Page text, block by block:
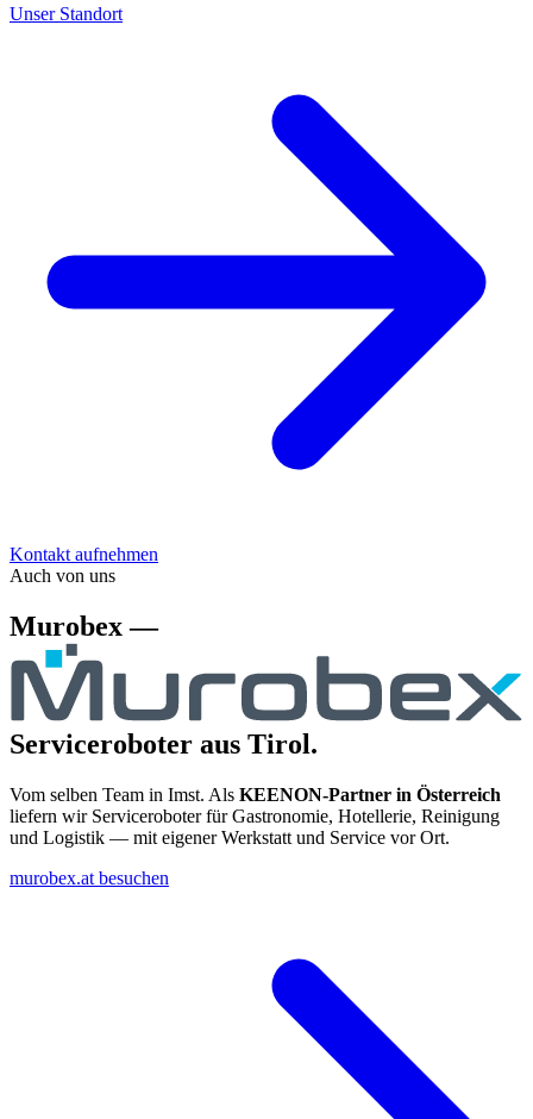
Unser Standort
Kontakt aufnehmen
Auch von uns
Murobex —
Serviceroboter aus Tirol.
Vom selben Team in Imst. Als KEENON-Partner in Österreich
liefern wir Serviceroboter für Gastronomie, Hotellerie, Reinigung
und Logistik — mit eigener Werkstatt und Service vor Ort.
murobex.at besuchen